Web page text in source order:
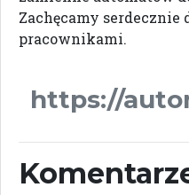
Zachęcamy
pracownikami.
https://